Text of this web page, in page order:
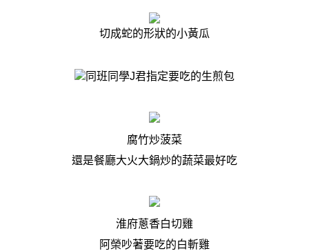
切成蛇的形狀的小黃瓜
同班同學J君指定要吃的生煎包
腐竹炒菠菜
還是餐廳大火大鍋炒的蔬菜最好吃
淮府蔥香白切雞
阿榮吵著要吃的白斬雞